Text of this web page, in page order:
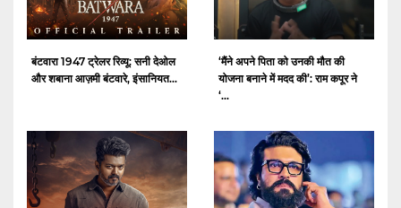
बंटवारा 1947 ट्रेलर रिव्यू: सनी देओल
और शबाना आज़मी बंटवारे, इंसानियत...
‘मैंने अपने पिता को उनकी मौत की
योजना बनाने में मदद की’: राम कपूर ने
‘...